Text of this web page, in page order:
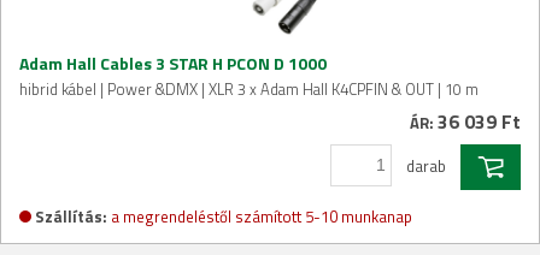
Adam Hall Cables 3 STAR H PCON D 1000
hibrid kábel | Power &DMX | XLR 3 x Adam Hall K4CPFIN & OUT | 10 m
ÁR: 36 039 Ft
darab
Szállítás: a megrendeléstől számított 5-10 munkanap